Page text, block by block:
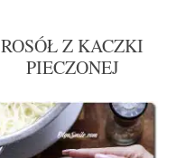
ROSÓŁ Z KACZKI
PIECZONEJ